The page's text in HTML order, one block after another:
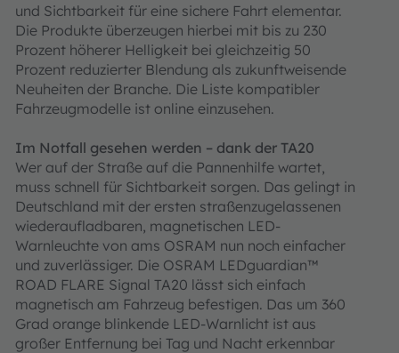
und Sichtbarkeit für eine sichere Fahrt elementar.
Die Produkte überzeugen hierbei mit bis zu 230
Prozent höherer Helligkeit bei gleichzeitig 50
Prozent reduzierter Blendung als zukunftweisende
Neuheiten der Branche. Die Liste kompatibler
Fahrzeugmodelle ist online einzusehen.
Im Notfall gesehen werden – dank der TA20
Wer auf der Straße auf die Pannenhilfe wartet,
muss schnell für Sichtbarkeit sorgen. Das gelingt in
Deutschland mit der ersten straßenzugelassenen
wiederaufladbaren, magnetischen LED-
Warnleuchte von ams OSRAM nun noch einfacher
und zuverlässiger. Die OSRAM LEDguardian™
ROAD FLARE Signal TA20 lässt sich einfach
magnetisch am Fahrzeug befestigen. Das um 360
Grad orange blinkende LED-Warnlicht ist aus
großer Entfernung bei Tag und Nacht erkennbar